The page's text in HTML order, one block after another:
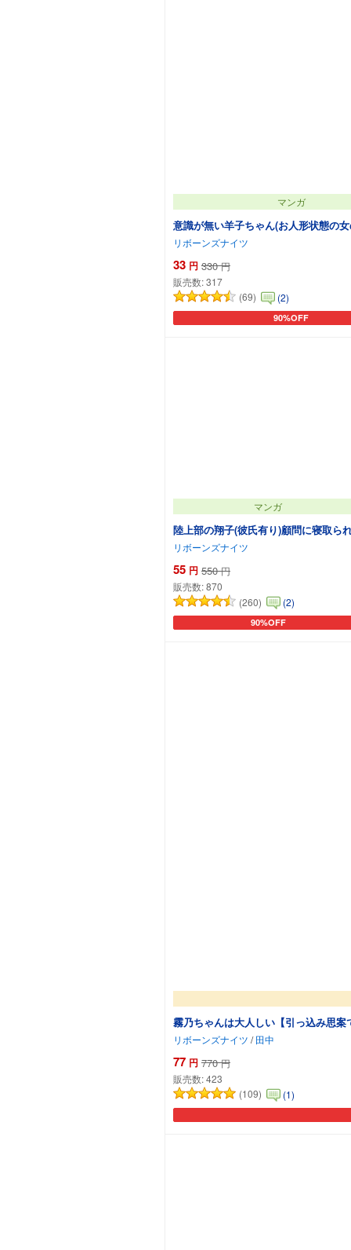
マンガ
意識が無い羊子ちゃん(お人形状態の
リボーンズナイツ
33 円 330 円
販売数:317
(69)
(2)
90%OFF
カートに追加
マンガ
陸上部の翔子(彼氏有り)顧問に寝取ら
リボーンズナイツ
55 円 550 円
販売数:870
(260)
(2)
90%OFF
カートに追加
霧乃ちゃんは大人しい【引っ込み思
リボーンズナイツ / 田中
77 円 770 円
販売数:423
(109)
(1)